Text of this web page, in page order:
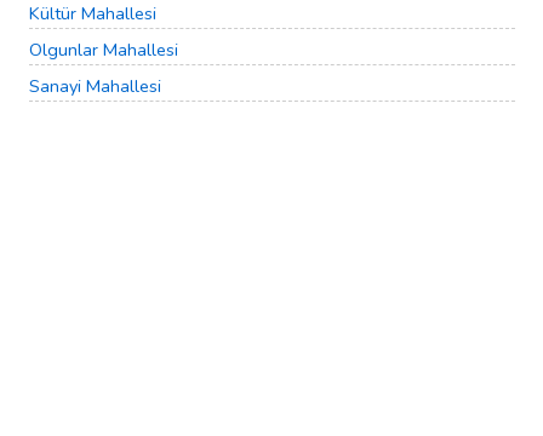
Kültür Mahallesi
Olgunlar Mahallesi
Sanayi Mahallesi